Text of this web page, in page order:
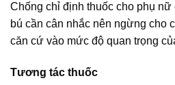
Chống chỉ định thuốc cho phụ
bú cần cân nhắc nên ngừng cho
căn cứ vào mức độ quan trọng
Tương tác thuốc